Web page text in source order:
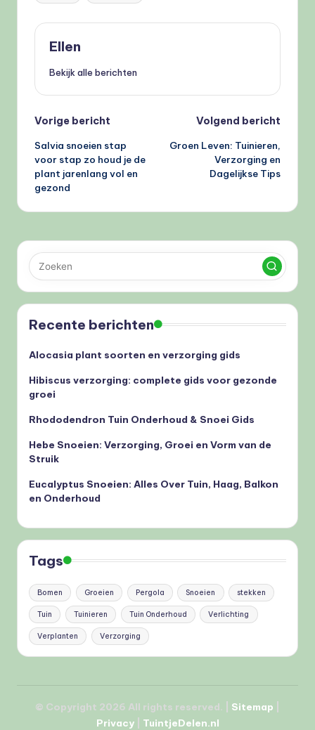
Ellen
Bekijk alle berichten
Bericht
navigatie
Vorige bericht
Salvia snoeien stap
voor stap zo houd je de
plant jarenlang vol en
gezond
Volgend bericht
Groen Leven: Tuinieren,
Verzorging en
Dagelijkse Tips
Recente berichten
Alocasia plant soorten en verzorging gids
Hibiscus verzorging: complete gids voor gezonde
groei
Rhododendron Tuin Onderhoud & Snoei Gids
Hebe Snoeien: Verzorging, Groei en Vorm van de
Struik
Eucalyptus Snoeien: Alles Over Tuin, Haag, Balkon
en Onderhoud
Tags
Bomen Groeien Pergola Snoeien stekken
Tuin Tuinieren Tuin Onderhoud Verlichting
Verplanten Verzorging
© Copyright 2026 All rights reserved. | Sitemap
Privacy| TuintjeDelen.nl